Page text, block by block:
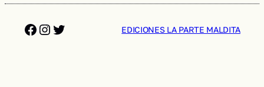
Facebook
Instagram
Twitter EDICIONES LA PARTE MALDITA